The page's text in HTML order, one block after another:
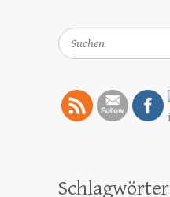
Suchen
Schlagwörter